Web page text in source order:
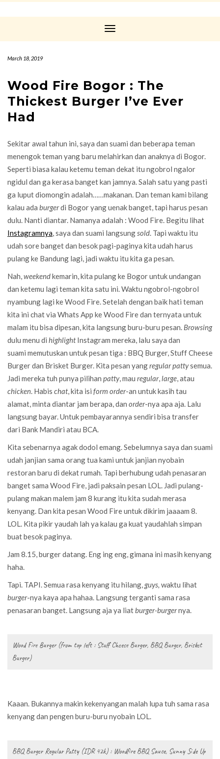
Toggle
March 18, 2019
Wood Fire Bogor : The
Thickest Burger I’ve Ever
Had
Sekitar awal tahun ini, saya dan suami dan beberapa teman
menengok teman yang baru melahirkan dan anaknya di Bogor.
Seperti biasa kalau ketemu teman dekat itu ngobrol ngalor
ngidul dan ga kerasa banget kan jamnya. Salah satu yang pasti
ga luput diomongin adalah……makanan. Dan teman kami bilang
kalau ada burgerdi Bogor yang uenak banget, tapi harus pesan
dulu. Nanti diantar. Namanya adalah : Wood Fire. Begitu lihat
Instagramnya, saya dan suami langsungsold. Tapi waktu itu
udah sore banget dan besok pagi-paginya kita udah harus
pulang ke Bandung lagi, jadi waktu itu kita ga pesan.
Nah,weekendkemarin, kita pulang ke Bogor untuk undangan
dan ketemu lagi teman kita satu ini. Waktu ngobrol-ngobrol
nyambung lagi ke Wood Fire. Setelah dengan baik hati teman
kita ini chat via Whats App ke Wood Fire dan ternyata untuk
malam itu bisa dipesan, kita langsung buru-buru pesan. Browsing
dulu menu di highlightInstagram mereka, lalu saya dan
suami memutuskan untuk pesan tiga : BBQ Burger, Stuff Cheese
Burger dan Brisket Burger. Kita pesan yangregular pattysemua.
Jadi mereka tuh punya pilihan patty, mau regular,large, atau
chicken. Habis chat, kita isi form order-an untuk kasih tau
alamat, minta diantar jam berapa, dan order-nya apa aja. Lalu
langsung bayar. Untuk pembayarannya sendiri bisa transfer
dari Bank Mandiri atau BCA.
Kita sebenarnya agak dodol emang. Sebelumnya saya dan suami
udah janjian sama orang tua kami untuk janjian nyobain
restoran baru di dekat rumah. Tapi berhubung udah penasaran
banget sama Wood Fire, jadi paksain pesan LOL. Jadi pulang-
pulang makan malem jam 8 kurang itu kita sudah merasa
kenyang. Dan kita pesan Wood Fire untuk dikirim jaaaam 8.
LOL. Kita pikir yaudah lah ya kalau ga kuat yaudahlah simpan
buat besok paginya.
Jam 8.15, burger datang. Eng ing eng, gimana ini masih kenyang
haha.
Tapi. TAPI. Semua rasa kenyang itu hilang,guys, waktu lihat
burger-nya kaya apa hahaa. Langsung terganti sama rasa
penasaran banget. Langsung aja ya liatburger-burgernya.
Wood Fire Burger (from top left : Stuff Cheese Burger, BBQ Burger, Brisket
Burger)
Kaaan. Bukannya makin kekenyangan malah lupa tuh sama rasa
kenyang dan pengen buru-buru nyobain LOL.
BBQ Burger Regular Patty (IDR 42k) : Woodfire BBQ Sauce, Sunny Side Up